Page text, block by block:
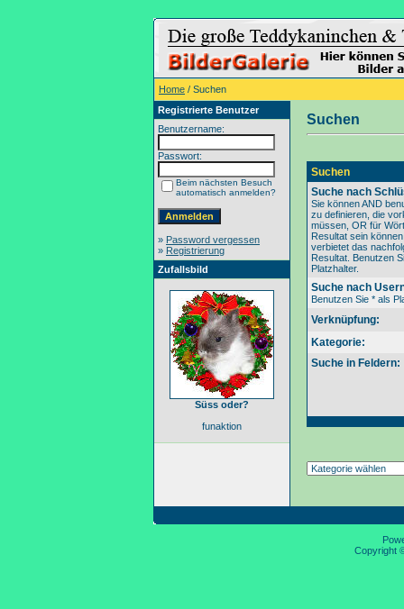
Home / Suchen
Registrierte Benutzer
Benutzername:
Passwort:
Beim nächsten Besuch
automatisch anmelden?
» Password vergessen
» Registrierung
Zufallsbild
Süss oder?
funaktion
Suchen
Suchen
Suche nach
Sie können AND
zu definieren, die
müssen, OR für
Resultat sein
verbietet das
Resultat. Benutzen
Platzhalter.
Suche nach
Benutzen Sie * als
Verknüpfung:
Kategorie:
Suche in Feldern:
Copyright